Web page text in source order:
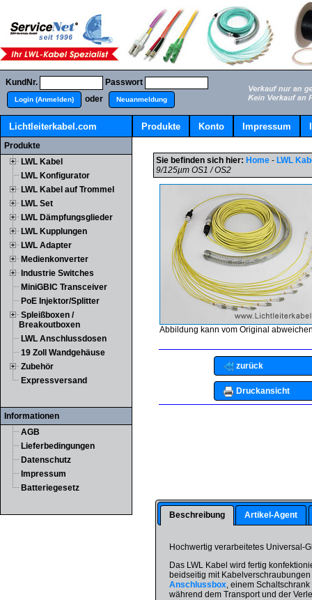
KundNr. Passwort
Login (Anmelden) oder Neuanmeldung
Lichtleiterkabel.com Produkte Konto Impressum
Produkte
LWL Kabel
LWL Konfigurator
LWL Kabel auf Trommel
LWL Set
LWL Dämpfungsglieder
LWL Kupplungen
LWL Adapter
Medienkonverter
Industrie Switches
MiniGBIC Transceiver
PoE Injektor/Splitter
Spleißboxen /
Breakoutboxen
LWL Anschlussdosen
19 Zoll Wandgehäuse
Zubehör
Expressversand
Informationen
AGB
Lieferbedingungen
Datenschutz
Impressum
Batteriegesetz
Sie befinden sich hier: Home - LWL
9/125µm OS1 / OS2
Abbildung kann vom Original
zurück
Druckansicht
Beschreibung Artikel-Agent
Hochwertig verarbeitetes Universal-
Das LWL Kabel wird fertig
beidseitig mit
Anschlussbox , einem
während dem Transport und der